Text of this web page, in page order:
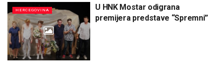
HERCEGOVINA
U HNK Mostar odigrana
premijera predstave “Spremni”